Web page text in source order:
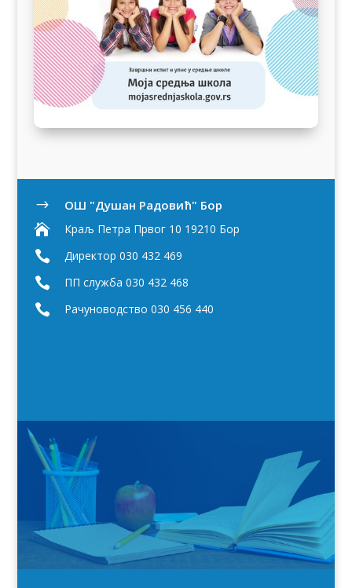
$
OШ "Душан Радовић" Бор

Краљ Петра Првог 10 19210 Бор
 Директор 030 432 469
 ПП служба 030 432 468
 Рачуноводство 030 456 440